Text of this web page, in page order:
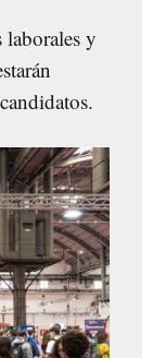
laborales y